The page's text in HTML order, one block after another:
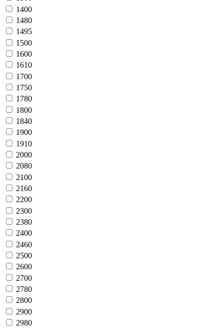
1400
1480
1495
1500
1600
1610
1700
1750
1780
1800
1840
1900
1910
2000
2080
2100
2160
2200
2300
2380
2400
2460
2500
2600
2700
2780
2800
2900
2980